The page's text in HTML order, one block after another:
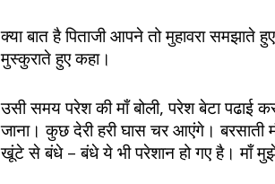
क्या बात है पिताजी आपने तो मुहावरा समझाते
मुस्कुराते हुए कहा।
उसी समय परेश की माँ बोली, परेश बेटा
जाना। कुछ देरी हरी घास चर आएंगे। बरसाती
खूंटे से बंधे – बंधे ये भी परेशान हो गए है। माँ